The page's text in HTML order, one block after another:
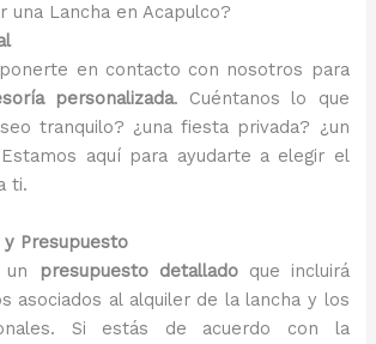
una Lancha en Acapulco?
en contacto con nosotros para
personalizada. Cuéntanos lo que
tranquilo? ¿una fiesta privada? ¿un
aquí para ayudarte a elegir el
ti.
Presupuesto
un
presupuesto detalladoque incluirá
asociados al alquiler de la lancha y los
Si estás de acuerdo con la